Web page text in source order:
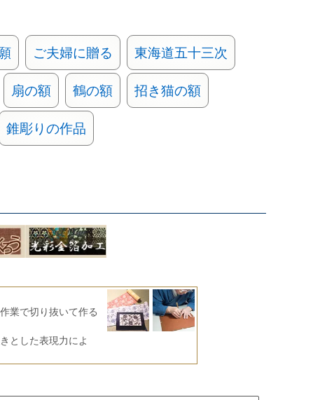
ご夫婦に贈る 東海道五十三次
扇の額 鶴の額 招き猫の額
錐彫りの作品
業で切り抜いて作る
とした表現力によ